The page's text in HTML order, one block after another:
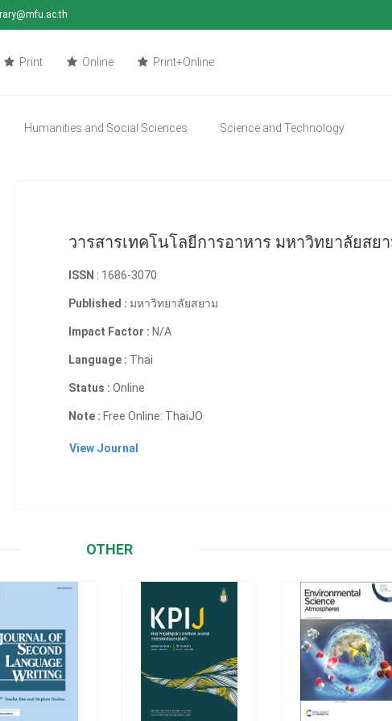
Print Online Print+Online
Humanities and Social Sciences Science and Technology
วารสารเทคโนโลยีการอาหาร มหาวิทยาลัยสย
ISSN : 1686-3070
Published : มหาวิทยาลัยสยาม
Impact Factor : N/A
Language : Thai
Status : Online
Note : Free Online: ThaiJO
View Journal
OTHER